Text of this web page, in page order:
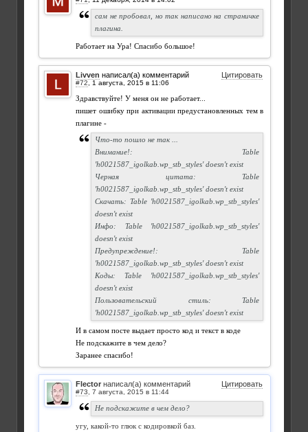
сам не пробовал, но так написано на страничке
плагина.
Работает на Ура! Спасибо большое!
Livven написал(а) комментарий Цитировать
#72
Здравствуйте! У меня он не работает...
пишет ошибку при активации предустановленных тем в
плагине -
Что-то пошло не так ...
Внимание!: Table
'h0021587_igolkab.wp_stb_styles' doesn't exist
Черная цитата: Table
'h0021587_igolkab.wp_stb_styles' doesn't exist
Скачать: Table 'h0021587_igolkab.wp_stb_styles'
doesn't exist
Инфо: Table 'h0021587_igolkab.wp_stb_styles'
doesn't exist
Предупреждение!: Table
'h0021587_igolkab.wp_stb_styles' doesn't exist
Коды: Table 'h0021587_igolkab.wp_stb_styles'
doesn't exist
Пользовательский стиль: Table
'h0021587_igolkab.wp_stb_styles' doesn't exist
И в самом посте выдает просто код и текст в коде
Не подскажите в чем дело?
Заранее спасибо!
Flector написал(а) комментарий Цитировать
#73
Не подскажите в чем дело?
угу, какой-то глюк с кодировкой баз.